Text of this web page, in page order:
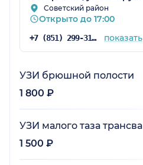
наблюдаюсь только у
могу её рекомендовать!
Советский район
Открыто до 17:00
+7 (851) 299-31-86 показать
УЗИ брюшной полости
1 800 ₽
УЗИ малого таза
1 500 ₽